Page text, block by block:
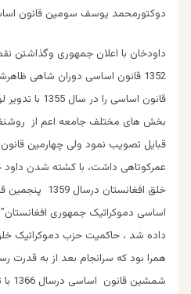
دوکتورمحمد یوسف سومین قانون
داودخان با اعلان جمهوری وگذاشتن
1352 قانون اساسی دوران شاهی
قانون اساسی
بخش های مختلف جامعه اعم از
قبایل تصویب نمود ولی چهارمین
عمرکوتاهی داشت، با کشته شدن داود
خلق
اساسی دموکراتیک جمهوری افغانستان”
داده شد ، حاکمیت حزب دموکراتیک خلق
همرا بود که سرانجام بعد از به قدرت